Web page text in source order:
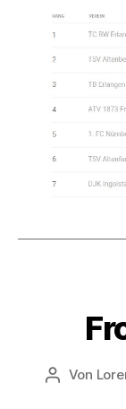
Von